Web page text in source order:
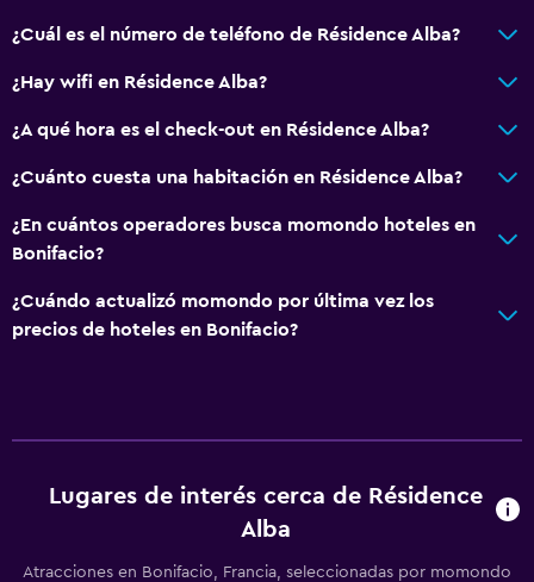
¿Cuál es el número de teléfono de Résidence Alba?
¿Hay wifi en Résidence Alba?
¿A qué hora es el check-out en Résidence Alba?
¿Cuánto cuesta una habitación en Résidence Alba?
¿En cuántos operadores busca momondo hoteles en
Bonifacio?
¿Cuándo actualizó momondo por última vez los
precios de hoteles en Bonifacio?
Lugares de interés cerca de Résidence
Alba
Atracciones en Bonifacio, Francia, seleccionadas por momondo